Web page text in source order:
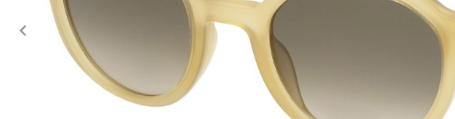
Previous